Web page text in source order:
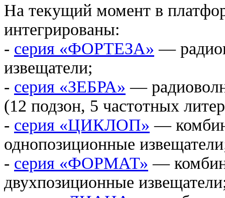
На текущий момент в
интегрированы:
- серия «ФОРТЕЗА» —
извещатели;
- серия «ЗЕБРА» —
(12 подзон, 5 частотных
- серия «ЦИКЛОП» —
однопозиционные
- серия «ФОРМАТ» —
двухпозиционные